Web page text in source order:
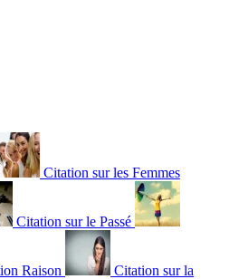
Citation sur les Femmes
Citation sur le Passé
Raison Citation sur la